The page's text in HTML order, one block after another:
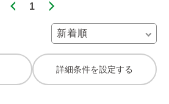
1
詳細条件を設定する